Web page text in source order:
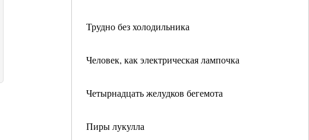
Трудно без холодильника
Человек, как электрическая лампочка
Четырнадцать желудков бегемота
Пиры лукулла